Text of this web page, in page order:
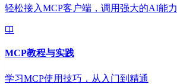
轻松接入MCP客户端，调用强大的AI能力
MCP教程与实践
学习MCP使用技巧，从入门到精通